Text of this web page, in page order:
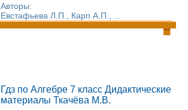
Авторы:
Евстафьева Л.П., Карп А.П., ...
Гдз по Алгебре 7 класс Дидактические
материалы Ткачёва М.В.